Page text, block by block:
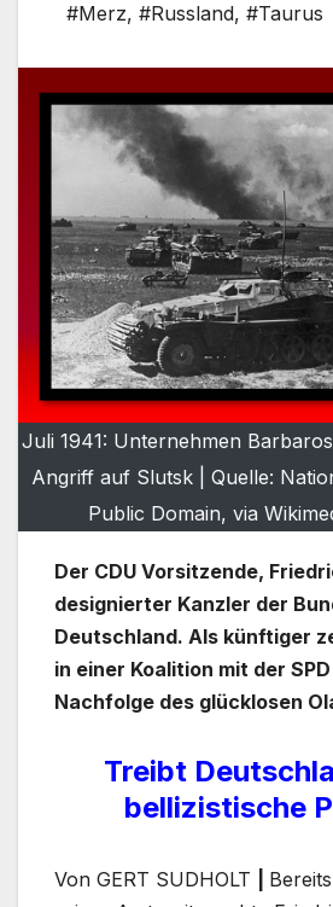
#Merz, #Russland, #Taurus
Juli 1941: Unternehmen
Angriff auf Slutsk | Quelle:
Public Domain, via
Der CDU Vorsitzende,
designierter Kanzler der
Deutschland. Als künftiger
in einer Koalition mit der
Nachfolge des glücklosen
Treibt
bellizistische
Von GERT SUDHOLT